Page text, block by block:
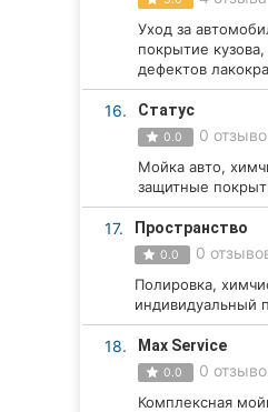
Уход за
покрытие
дефектов
16. Статус
0.0 0
Мойка авто,
защитные
17. Пространство
0.0 0
Полировка,
индивидуальный
18. Max Service
0.0 0
Комплексная